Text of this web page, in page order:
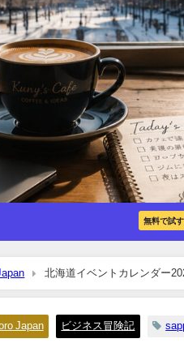
無料で試す
北海道イベントカレンダー
Japan ビジネス冒険記